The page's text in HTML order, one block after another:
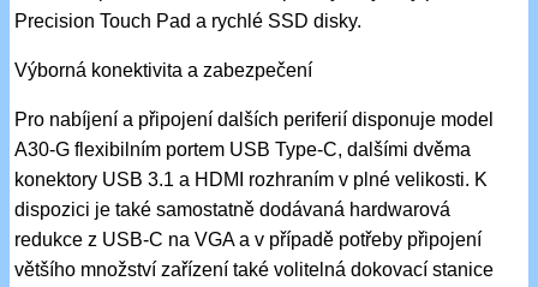
Precision Touch Pad a rychlé SSD disky.
Výborná konektivita a zabezpečení
Pro nabíjení a připojení dalších periferií disponuje model
A30-G flexibilním portem USB Type-C, dalšími dvěma
konektory USB 3.1 a HDMI rozhraním v plné velikosti. K
dispozici je také samostatně dodávaná hardwarová
redukce z USB-C na VGA a v případě potřeby připojení
většího množství zařízení také volitelná dokovací stanice